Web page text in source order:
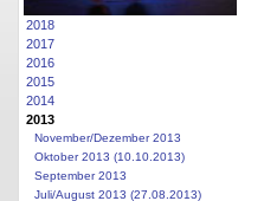
2018
2017
2016
2015
2014
2013
November/Dezember 2013
Oktober 2013 (10.10.2013)
September 2013
Juli/August 2013 (27.08.2013)